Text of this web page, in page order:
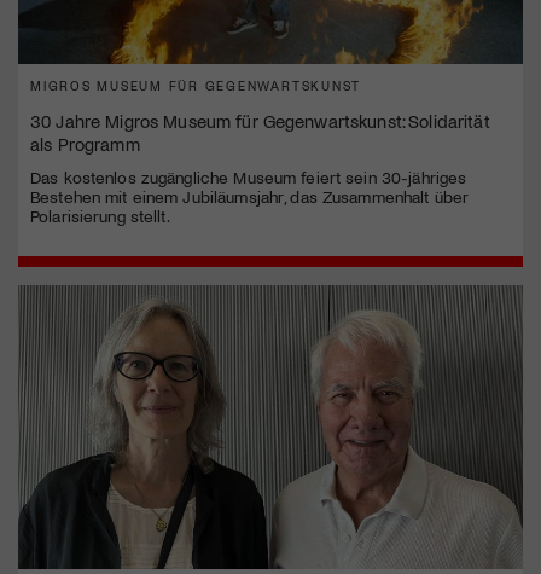
MIGROS MUSEUM FÜR GEGENWARTSKUNST
30 Jahre Migros Museum für Gegenwartskunst: Solidarität
als Programm
Das kostenlos zugängliche Museum feiert sein 30-jähriges
Bestehen mit einem Jubiläumsjahr, das Zusammenhalt über
Polarisierung stellt.